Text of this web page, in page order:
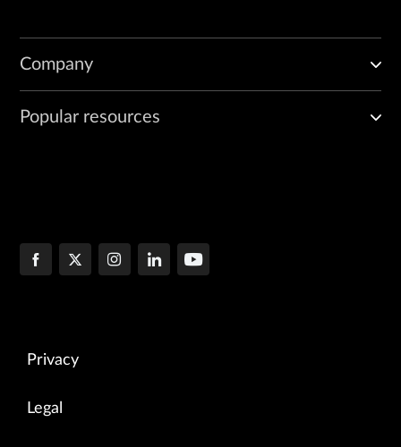
Company
Popular resources
Privacy
Legal